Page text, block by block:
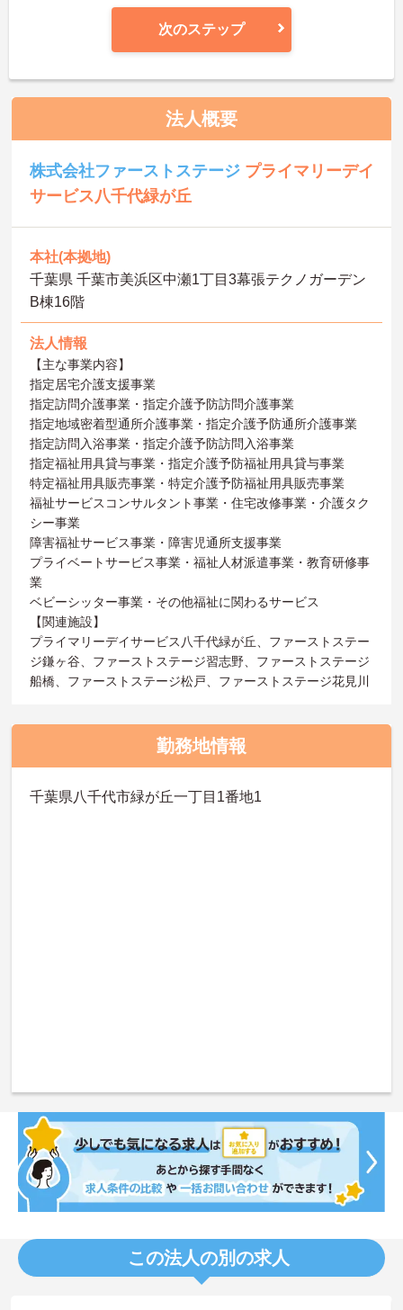
次のステップ
法人概要
株式会社ファーストステージ プライマリーデイ
サービス八千代緑が丘
本社(本拠地)
千葉県 千葉市美浜区中瀬1丁目3幕張テクノガーデン
B棟16階
法人情報
【主な事業内容】
指定居宅介護支援事業
指定訪問介護事業・指定介護予防訪問介護事業
指定地域密着型通所介護事業・指定介護予防通所介護事業
指定訪問入浴事業・指定介護予防訪問入浴事業
指定福祉用具貸与事業・指定介護予防福祉用具貸与事業
特定福祉用具販売事業・特定介護予防福祉用具販売事業
福祉サービスコンサルタント事業・住宅改修事業・介護タク
シー事業
障害福祉サービス事業・障害児通所支援事業
プライベートサービス事業・福祉人材派遣事業・教育研修事
業
ベビーシッター事業・その他福祉に関わるサービス
【関連施設】
プライマリーデイサービス八千代緑が丘、ファーストステー
ジ鎌ヶ谷、ファーストステージ習志野、ファーストステージ
船橋、ファーストステージ松戸、ファーストステージ花見川
勤務地情報
千葉県八千代市緑が丘一丁目1番地1
この法人の別の求人